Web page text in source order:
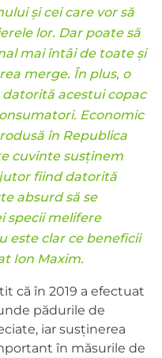
și cei care vor să
lor. Dar poate să
mai întâi de toate și
merge. În plus, o
acestui copac
Economic
în Republica
cuvinte susținem
fiind datorită
absurd să se
specii melifere
este clar ce beneficii
Ion Maxim.
că în 2019 a efectuat
pădurile de
iar susținerea
în măsurile de